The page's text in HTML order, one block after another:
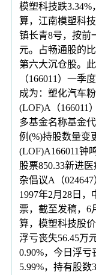
模塑科技跌3.34%
算，江南模塑科
镇长青8号，按前
元。占畅通股的
第六大沉仓股。
（166011）一季
成为：塑化汽车
(LOF)A（166011
多基金名称基金
例(%)持股数量变
(LOF)A166011钟
股票850.33新进
杂倡议A（
1997年2月28日
票，截至发稿，6
算，模塑科技股
浮亏丧失56.45万
0.90%，今日浮亏
5.99%，持有股数